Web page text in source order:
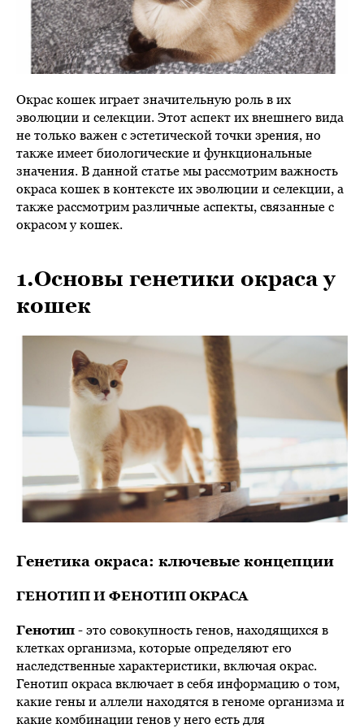
Окрас кошек играет значительную роль в их
эволюции и селекции. Этот аспект их внешнего вида
не только важен с эстетической точки зрения, но
также имеет биологические и функциональные
значения. В данной статье мы рассмотрим важность
окраса кошек в контексте их эволюции и селекции, а
также рассмотрим различные аспекты, связанные с
окрасом у кошек.
1.Основы генетики окраса у
кошек
Генетика окраса: ключевые концепции
ГЕНОТИП И ФЕНОТИП ОКРАСА
Генотип - это совокупность генов, находящихся в
клетках организма, которые определяют его
наследственные характеристики, включая окрас.
Генотип окраса включает в себя информацию о том,
какие гены и аллели находятся в геноме организма и
какие комбинации генов у него есть для